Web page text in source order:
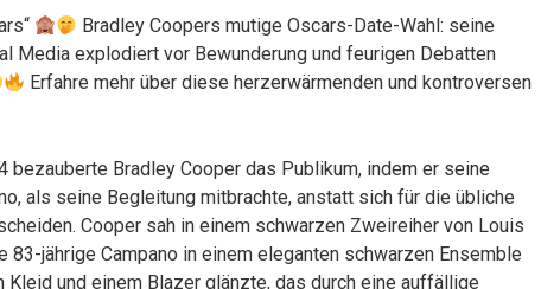
Bradley Coopers mutige Oscars-Date-Wahl: seine
Media explodiert vor Bewunderung und feurigen Debatten
Erfahre mehr über diese herzerwärmenden und kontroversen
bezauberte Bradley Cooper das Publikum, indem er seine
als seine Begleitung mitbrachte, anstatt sich für die übliche
Cooper sah in einem schwarzen Zweireiher von Louis
83-jährige Campano in einem eleganten schwarzen Ensemble
und einem Blazer glänzte, das durch eine auffällige